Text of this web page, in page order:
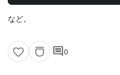
など。
comment0